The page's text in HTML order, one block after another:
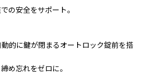
の安全をサポート。
的に鍵が閉まるオートロック錠前を搭
め忘れをゼロに。